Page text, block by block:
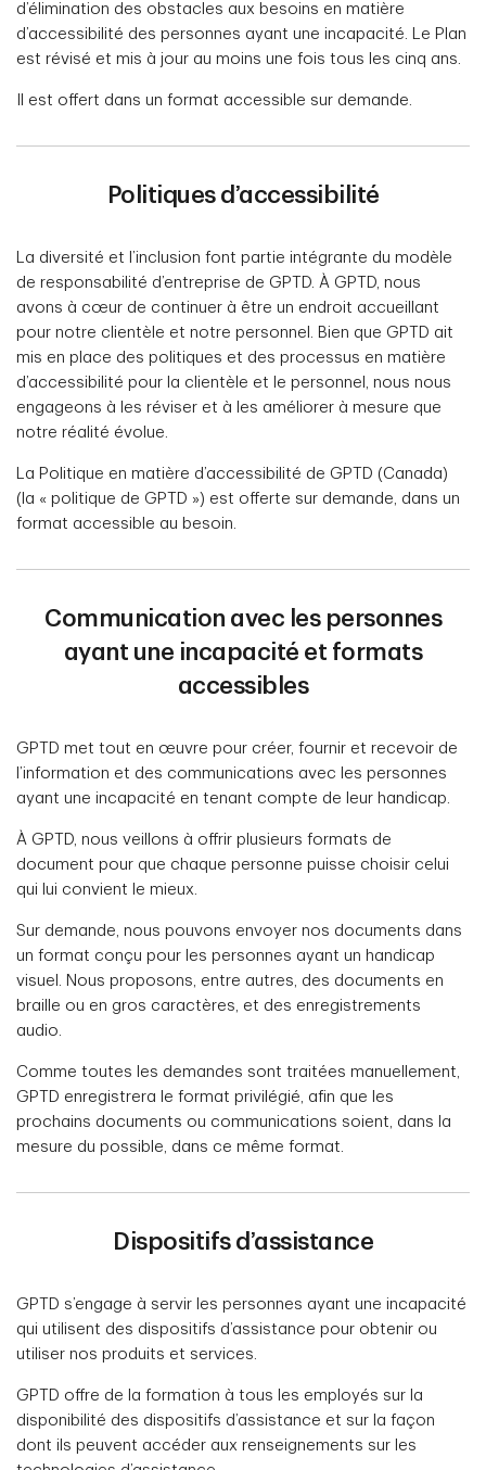
d’élimination des obstacles aux besoins en matière
d’accessibilité des personnes ayant une incapacité. Le Plan
est révisé et mis à jour au moins une fois tous les cinq ans.
Il est offert dans un format accessible sur demande.
Politiques d’accessibilité
La diversité et l’inclusion font partie intégrante du modèle
de responsabilité d’entreprise de GPTD. À GPTD, nous
avons à cœur de continuer à être un endroit accueillant
pour notre clientèle et notre personnel. Bien que GPTD ait
mis en place des politiques et des processus en matière
d’accessibilité pour la clientèle et le personnel, nous nous
engageons à les réviser et à les améliorer à mesure que
notre réalité évolue.
La Politique en matière d’accessibilité de GPTD (Canada)
(la « politique de GPTD ») est offerte sur demande, dans un
format accessible au besoin.
Communication avec les personnes
ayant une incapacité et formats
accessibles
GPTD met tout en œuvre pour créer, fournir et recevoir de
l’information et des communications avec les personnes
ayant une incapacité en tenant compte de leur handicap.
À GPTD, nous veillons à offrir plusieurs formats de
document pour que chaque personne puisse choisir celui
qui lui convient le mieux.
Sur demande, nous pouvons envoyer nos documents dans
un format conçu pour les personnes ayant un handicap
visuel. Nous proposons, entre autres, des documents en
braille ou en gros caractères, et des enregistrements
audio.
Comme toutes les demandes sont traitées manuellement,
GPTD enregistrera le format privilégié, afin que les
prochains documents ou communications soient, dans la
mesure du possible, dans ce même format.
Dispositifs d’assistance
GPTD s’engage à servir les personnes ayant une incapacité
qui utilisent des dispositifs d’assistance pour obtenir ou
utiliser nos produits et services.
GPTD offre de la formation à tous les employés sur la
disponibilité des dispositifs d’assistance et sur la façon
dont ils peuvent accéder aux renseignements sur les